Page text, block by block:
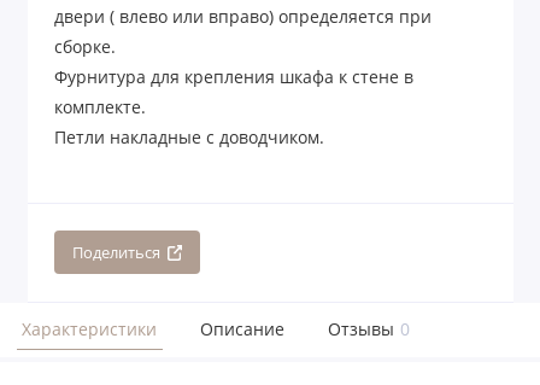
двери ( влево или вправо) определяется при
сборке.
Фурнитура для крепления шкафа к стене в
комплекте.
Петли накладные с доводчиком.
Поделиться
Характеристики Описание Отзывы 0